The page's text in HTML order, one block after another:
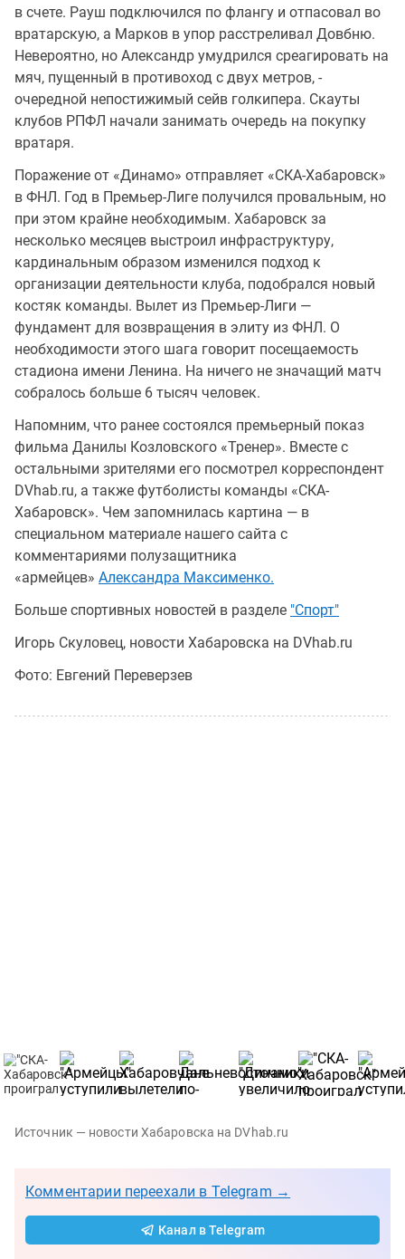
в счете. Рауш подключился по флангу и отпасовал во
вратарскую, а Марков в упор расстреливал Довбню.
Невероятно, но Александр умудрился среагировать на
мяч, пущенный в противоход с двух метров, -
очередной непостижимый сейв голкипера. Скауты
клубов РПФЛ начали занимать очередь на покупку
вратаря.
Поражение от «Динамо» отправляет «СКА-Хабаровск»
в ФНЛ. Год в Премьер-Лиге получился провальным, но
при этом крайне необходимым. Хабаровск за
несколько месяцев выстроил инфраструктуру,
кардинальным образом изменился подход к
организации деятельности клуба, подобрался новый
костяк команды. Вылет из Премьер-Лиги —
фундамент для возвращения в элиту из ФНЛ. О
необходимости этого шага говорит посещаемость
стадиона имени Ленина. На ничего не значащий матч
собралось больше 6 тысяч человек.
Напомним, что ранее состоялся премьерный показ
фильма Данилы Козловского «Тренер». Вместе с
остальными зрителями его посмотрел корреспондент
DVhab.ru, а также футболисты команды «СКА-
Хабаровск». Чем запомнилась картина — в
специальном материале нашего сайта с
комментариями полузащитника
«армейцев» Александра Максименко.
Больше спортивных новостей в разделе "Спорт"
Игорь Скуловец, новости Хабаровска на DVhab.ru
Фото: Евгений Переверзев
Источник — новости Хабаровска на DVhab.ru
Комментарии переехали в Telegram →
Канал в Telegram